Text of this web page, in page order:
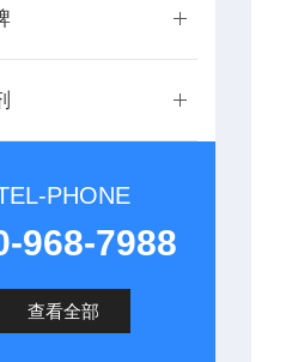
PHONE
968-7988
查看全部